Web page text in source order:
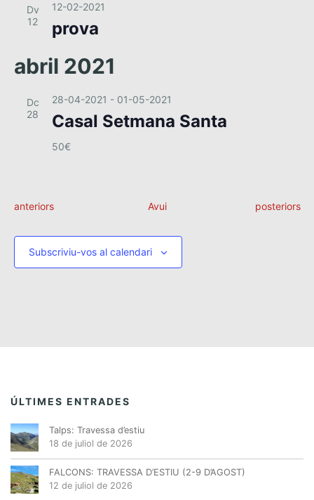
Dv
12
12-02-2021
prova
abril 2021
Dc
28
28-04-2021 - 01-05-2021
Casal Setmana Santa
50€
E
d
v
anteriors Avui
E
posteriors
Subscriviu-vos al calendari
ÚLTIMES ENTRADES
Talps: Travessa d’estiu
18 de juliol de 2026
FALCONS: TRAVESSA D’ESTIU (2-9 D’AGOST)
12 de juliol de 2026